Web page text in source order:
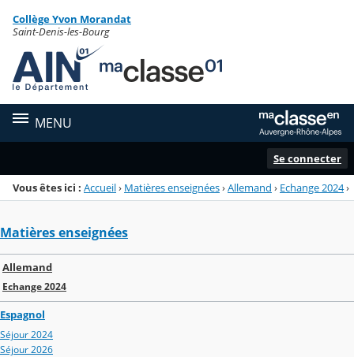
Menu de la rubrique
Contenu
Collège Yvon Morandat
Saint-Denis-les-Bourg
MENU
Se connecter
Vous êtes ici : Accueil› Matières enseignées›Allemand › Echange 2024›
Matières enseignées
Allemand
Echange 2024
Espagnol
Séjour 2024
Séjour 2026